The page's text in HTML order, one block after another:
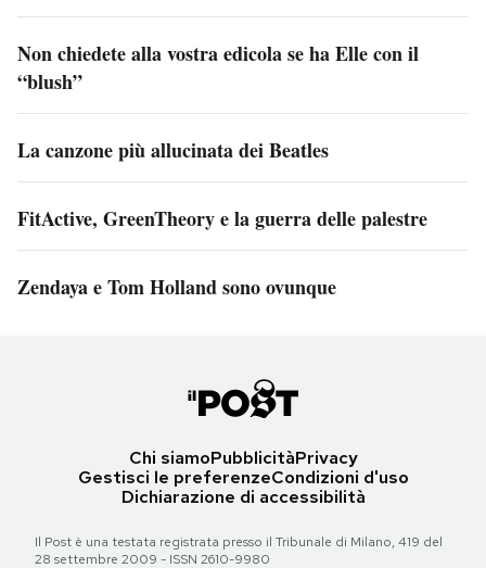
Non chiedete alla vostra edicola se ha Elle con il
“blush”
La canzone più allucinata dei Beatles
FitActive, GreenTheory e la guerra delle palestre
Zendaya e Tom Holland sono ovunque
Chi siamoPubblicitàPrivacy
Gestisci le preferenzeCondizioni d'uso
Dichiarazione di accessibilità
Il Post è una testata registrata presso il Tribunale di Milano, 419 del
28 settembre 2009 - ISSN 2610-9980